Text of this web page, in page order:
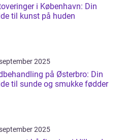
i København: Din
til kunst på huden
2025
på Østerbro: Din
til sunde og smukke fødder
2025